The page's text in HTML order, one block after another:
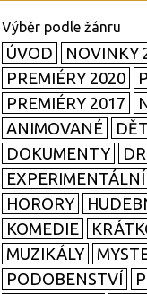
ÚVOD NOVINKY
PREMIÉRY 2020
PREMIÉRY 2017
ANIMOVANÉ
DOKUMENTY
EXPERIMENTÁLNÍ
HORORY
KOMEDIE
MUZIKÁLY
PODOBENSTVÍ